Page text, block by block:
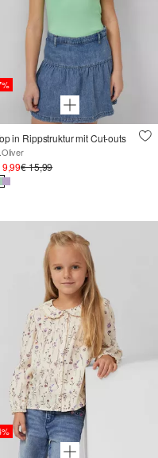
in Rippstruktur mit Cut-outs
9,99€ 15,99